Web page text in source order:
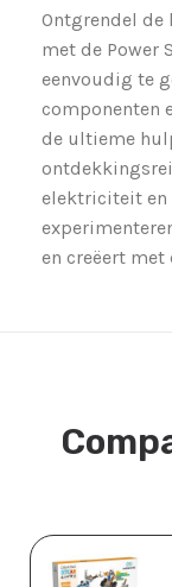
Ontgrendel de
met de Power
eenvoudig te
componenten
de ultieme
elektriciteit en
en creëert met